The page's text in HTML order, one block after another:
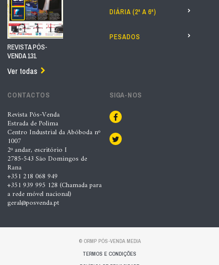
REVISTA PÓS-
VENDA 131
Ver todas
DIÁRIA (2ª A 6ª)
PESADOS
CONTACTOS
Revista Pós-Venda
Estrada de Polima
Centro Industrial da Abóboda nº
1007
2º andar, escritório I
2785-543 São Domingos de
Rana
+351 218 068 949
+351 939 995 128 (Chamada para
a rede móvel nacional)
geral@posvenda.pt
SIGA-NOS
© ORMP PÓS-VENDA MEDIA
TERMOS E CONDIÇÕES